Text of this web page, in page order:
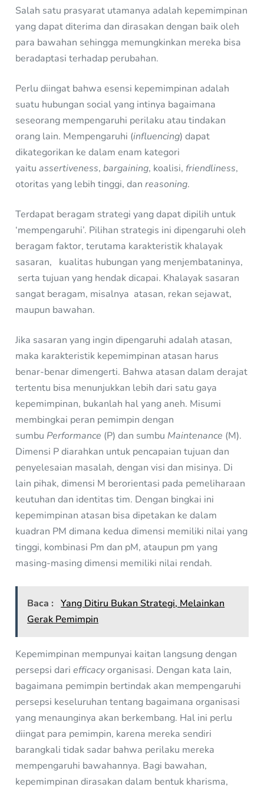
Salah satu prasyarat utamanya adalah kepemimpinan
yang dapat diterima dan dirasakan dengan baik oleh
para bawahan sehingga memungkinkan mereka bisa
beradaptasi terhadap perubahan.
Perlu diingat bahwa esensi kepemimpinan adalah
suatu hubungan social yang intinya bagaimana
seseorang mempengaruhi perilaku atau tindakan
orang lain. Mempengaruhi (influencing) dapat
dikategorikan ke dalam enam kategori
yaituassertiveness,bargaining, koalisi,friendliness,
otoritas yang lebih tinggi, danreasoning.
Terdapat beragam strategi yang dapat dipilih untuk
‘mempengaruhi’. Pilihan strategis ini dipengaruhi oleh
beragam faktor, terutama karakteristik khalayak
sasaran, kualitas hubungan yang menjembataninya,
serta tujuan yang hendak dicapai. Khalayak sasaran
sangat beragam, misalnya atasan, rekan sejawat,
maupun bawahan.
Jika sasaran yang ingin dipengaruhi adalah atasan,
maka karakteristik kepemimpinan atasan harus
benar-benar dimengerti. Bahwa atasan dalam derajat
tertentu bisa menunjukkan lebih dari satu gaya
kepemimpinan, bukanlah hal yang aneh. Misumi
membingkai peran pemimpin dengan
sumbu Performance (P) dan sumbu Maintenance (M).
Dimensi P diarahkan untuk pencapaian tujuan dan
penyelesaian masalah, dengan visi dan misinya. Di
lain pihak, dimensi M berorientasi pada pemeliharaan
keutuhan dan identitas tim. Dengan bingkai ini
kepemimpinan atasan bisa dipetakan ke dalam
kuadran PM dimana kedua dimensi memiliki nilai yang
tinggi, kombinasi Pm dan pM, ataupun pm yang
masing-masing dimensi memiliki nilai rendah.
Baca : Yang Ditiru Bukan Strategi, Melainkan
Gerak Pemimpin
Kepemimpinan mempunyai kaitan langsung dengan
persepsi dariefficacyorganisasi. Dengan kata lain,
bagaimana pemimpin bertindak akan mempengaruhi
persepsi keseluruhan tentang bagaimana organisasi
yang menaunginya akan berkembang. Hal ini perlu
diingat para pemimpin, karena mereka sendiri
barangkali tidak sadar bahwa perilaku mereka
mempengaruhi bawahannya. Bagi bawahan,
kepemimpinan dirasakan dalam bentuk kharisma,